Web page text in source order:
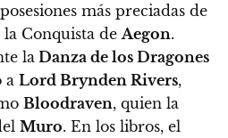
más preciadas de
la Conquista deAegon.
la Danza de los Dragones
a Lord Brynden Rivers,
Bloodraven, quien la
Muro. En los libros, el